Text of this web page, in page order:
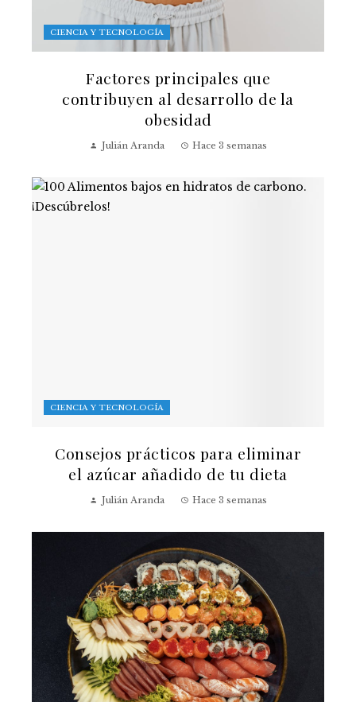
CIENCIA Y TECNOLOGÍA
Factores principales que
contribuyen al desarrollo de la
obesidad
Julián Aranda Hace 3 semanas
CIENCIA Y TECNOLOGÍA
Consejos prácticos para eliminar
el azúcar añadido de tu dieta
Julián Aranda Hace 3 semanas